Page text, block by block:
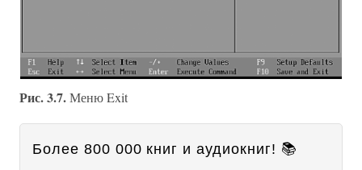
Рис. 3.7.Меню Exit
Более 800 000 книг и аудиокниг! 📚